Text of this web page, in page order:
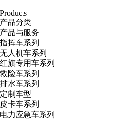
Products
产品分类
产品与服务
指挥车系列
无人机车系列
红旗专用车系列
救险车系列
排水车系列
定制车型
皮卡车系列
电力应急车系列